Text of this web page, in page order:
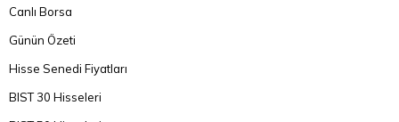
Canlı Borsa
Günün Özeti
Hisse Senedi Fiyatları
BIST 30 Hisseleri